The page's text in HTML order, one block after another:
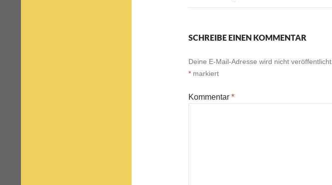
SCHREIBE EINEN KOMMENTAR
Deine E-Mail-Adresse wird nicht veröffentlicht.
* markiert
Kommentar *